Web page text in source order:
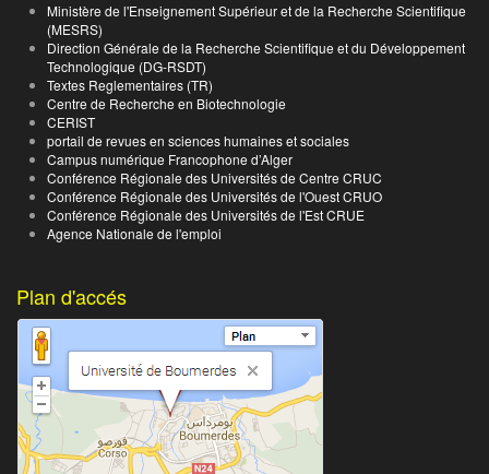
Ministère de l'Enseignement Supérieur et de la Recherche Scientifique
(MESRS)
Direction Générale de la Recherche Scientifique et du Développement
Technologique (DG-RSDT)
Textes Reglementaires (TR)
Centre de Recherche en Biotechnologie
CERIST
portail de revues en sciences humaines et sociales
Campus numérique Francophone d’Alger
Conférence Régionale des Universités de Centre CRUC
Conférence Régionale des Universités de l'Ouest CRUO
Conférence Régionale des Universités de l'Est CRUE
Agence Nationale de l'emploi
Plan d'accés